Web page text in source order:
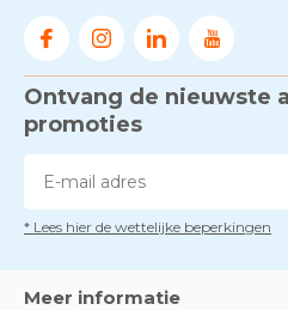
Ontvang de nieuwste
promoties
* Lees hier de wettelijke beperkingen
Meer informatie